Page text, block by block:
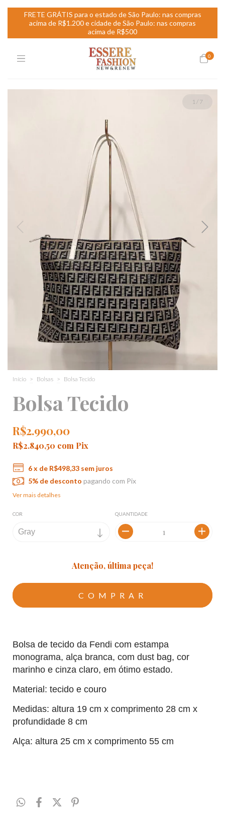
FRETE GRÁTIS para o estado de São Paulo: nas compras
acima de R$1.200 e cidade de São Paulo: nas compras
acima de R$500
0
1 / 7
Início > Bolsas > Bolsa Tecido
Bolsa Tecido
R$2.990,00
R$2.840,50 com Pix
6x de R$498,33 sem juros
5% de desconto pagando com Pix
Ver mais detalhes
COR QUANTIDADE
Atenção, última peça!
Bolsa de tecido da Fendi com estampa
monograma, alça branca, com dust bag, cor
marinho e cinza claro, em ótimo estado.
Material: tecido e couro
Medidas: altura 19 cm x comprimento 28 cm x
profundidade 8 cm
Alça: altura 25 cm x comprimento 55 cm